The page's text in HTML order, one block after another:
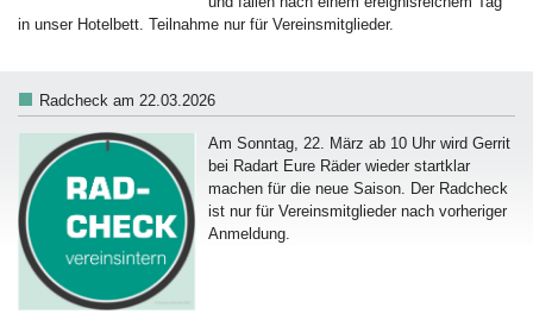
in unser Hotelbett. Teilnahme nur für Vereinsmitglieder.
Radcheck am 22.03.2026
Am Sonntag, 22. März ab 10 Uhr wird Gerrit
bei Radart Eure Räder wieder startklar
machen für die neue Saison. Der Radcheck
ist nur für Vereinsmitglieder nach vorheriger
Anmeldung.